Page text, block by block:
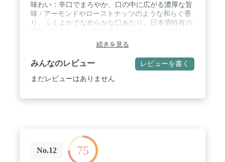
味わい：辛口でまろやか、口の中に広がる濃厚な旨
味 / アーモンドやローストナッツのような和らぐ香
り、ふくよかでなめらかな口あたり。日本酒特有の
酸味が全体を引き締め、後味はスッキリ。コクとキ
レが両立した味わい深い1本です。 / 特徴：家庭の
温もりを連想させるような味わい / 日本酒特有の
「旨味」を感じられる日本酒です。麹（こうじ）を
つかう量を調整して、麹のニュアンスやお米の持つ
1:00 深い夜にはどっしりした味わいの、辛口酒を。
/ 甘口の酒だけじゃない。HINEMOSが提案する旨味
が凝縮・熟成された一本。冷やして飲むとほろ苦い
続きを見る
みんなのレビュー レビューを書く
まだレビューはありません
No.12 75